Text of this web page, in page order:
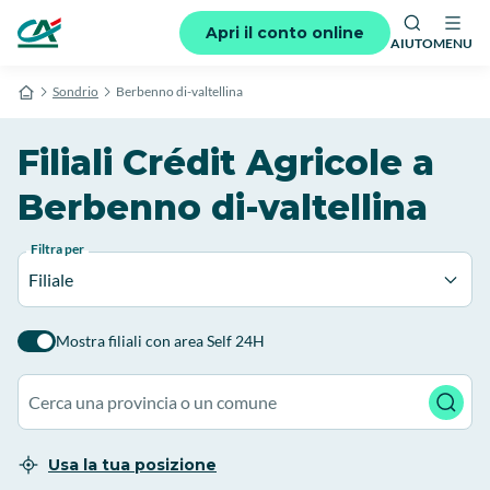
Apri il conto online
AIUTOMENU
Sondrio Berbenno di-valtellina
Filiali Crédit Agricole a
Berbenno di-valtellina
Filtra per
Filiale
Mostra filiali con area Self 24H
Usa la tua posizione